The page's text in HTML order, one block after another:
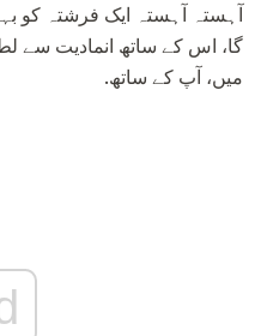
آہستہ آہستہ ایک فرشتہ کو
گا، اس کے ساتھ انمادیت سے
میں، آپ کے ساتھ.